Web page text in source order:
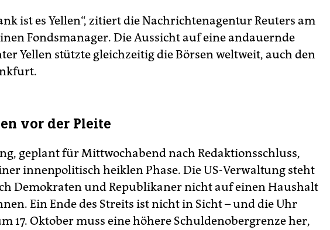
ist es Yellen“, zitiert die Nachrichtenagentur Reuters am
Fondsmanager. Die Aussicht auf eine andauernde
Yellen stützte gleichzeitig die Börsen weltweit, auch den
vor der Pleite
geplant für Mittwochabend nach Redaktionsschluss,
innenpolitisch heiklen Phase. Die US-Verwaltung steht
Demokraten und Republikaner nicht auf einen Haushalt
Ein Ende des Streits ist nicht in Sicht – und die Uhr
17. Oktober muss eine höhere Schuldenobergrenze her,